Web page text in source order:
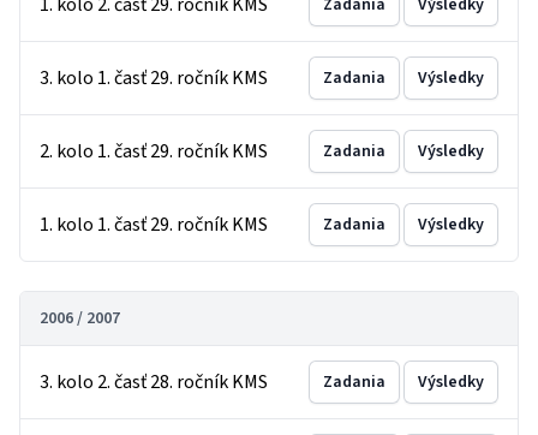
Zadania Výsledky
3. kolo 1. časť 29. ročník KMS Zadania Výsledky
2. kolo 1. časť 29. ročník KMS Zadania Výsledky
1. kolo 1. časť 29. ročník KMS Zadania Výsledky
2006 / 2007
3. kolo 2. časť 28. ročník KMS Zadania Výsledky